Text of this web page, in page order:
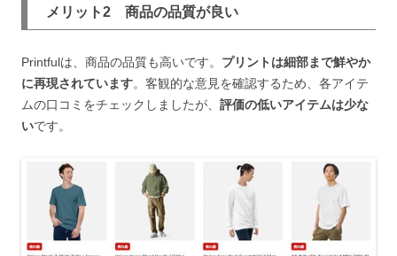
メリット2 商品の品質が良い
Printfulは、商品の品質も高いです。 プリントは細部まで鮮やか
に再現されています。客観的な意見を確認するため、各アイテ
ムの口コミをチェックしましたが、 評価の低いアイテムは少な
いです。